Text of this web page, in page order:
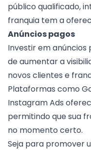
público qualificado,
franquia tem a
Anúncios pagos
Investir em
de aumentar a
novos clientes e
Plataformas como
Instagram Ads
permitindo que sua
no momento certo.
Seja para promover